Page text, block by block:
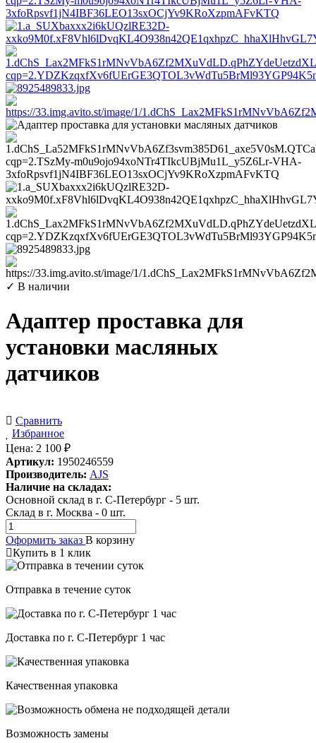
✓ В наличии
Адаптер проставка для
установки масляных
датчиков
Сравнить
Избранное
Цена: 2 100 ₽
Артикул: 1950246559
Производитель: AJS
Наличие на складах:
Основной склад в г. С-Петербург - 5 шт.
Склад в г. Москва - 0 шт.
Оформить заказ В корзину
Купить в 1 клик
Отправка в течение суток
Доставка по г. С-Петербург 1 час
Качественная упаковка
Возможность замены